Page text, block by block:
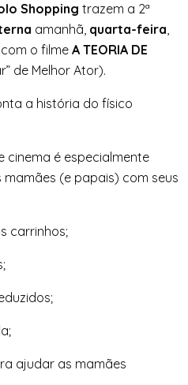
Shopping trazem a 2ª
amanhã, quarta-feira,
com o filmeA TEORIA DE
de Melhor Ator).
a história do físico
cinema é especialmente
(e papais) com seus
carrinhos;
ajudar as mamães